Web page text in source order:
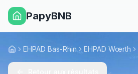
PapyBNB
AccueilEHPAD Bas-Rhin EHPAD Wœrth